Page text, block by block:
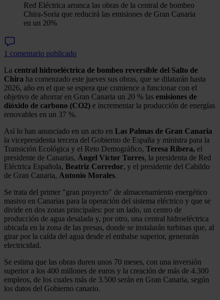
Red Eléctrica arranca las obras de la central de bombeo
Chira-Soria que reducirá las emisiones de Gran Canaria
en un 20%
1 comentario publicado
La central hidroeléctrica de bombeo reversible del Salto de
Chira ha comenzado este jueves sus obras, que se dilatarán hasta
2026, año en el que se espera que comience a funcionar con el
objetivo de ahorrar en Gran Canaria un 20 % las emisiones de
dióxido de carbono (CO2) e incrementar la producción de energías
renovables en un 37 %.
Así lo han anunciado en un acto en Las Palmas de Gran Canaria
la vicepresidenta tercera del Gobierno de España y ministra para la
Transición Ecológica y el Reto Demográfico, Teresa Ribera, el
presidente de Canarias, Ángel Víctor Torres, la presidenta de Red
Eléctrica Española, Beatriz Corredor, y el presidente del Cabildo
de Gran Canaria, Antonio Morales.
Se trata del primer "gran proyecto" de almacenamiento energético
masivo en Canarias para la operación del sistema eléctrico y que se
divide en dos zonas principales: por un lado, un centro de
producción de agua desalada y, por otro, una central hidroeléctrica
ubicada en la zona de las presas, donde se instalarán turbinas que, al
girar por la caída del agua desde el embalse superior, generarán
electricidad.
Se estima que las obras duren unos 70 meses, con una inversión
superior a los 400 millones de euros y la creación de más de 4.300
empleos, de los cuales más de 3.500 serán en Gran Canaria, según
los datos del Gobierno canario.